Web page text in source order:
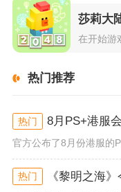
莎莉大
热门推荐
热门
热门 《黎明之海